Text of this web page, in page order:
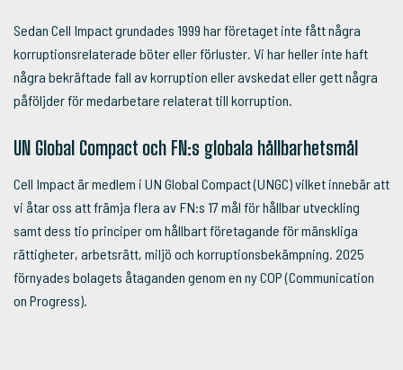
Sedan Cell Impact grundades 1999 har företaget inte fått några
korruptionsrelaterade böter eller förluster. Vi har heller inte haft
några bekräftade fall av korruption eller avskedat eller gett några
påföljder för medarbetare relaterat till korruption.
UN Global Compact och FN:s globala hållbarhetsmål
Cell Impact är medlem i UN Global Compact (UNGC) vilket innebär att
vi åtar oss att främja flera av FN:s 17 mål för hållbar utveckling
samt dess tio principer om hållbart företagande för mänskliga
rättigheter, arbetsrätt, miljö och korruptionsbekämpning. 2025
förnyades bolagets åtaganden genom en ny COP (Communication
on Progress).